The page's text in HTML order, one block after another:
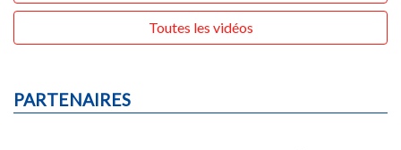
Toutes les vidéos
PARTENAIRES